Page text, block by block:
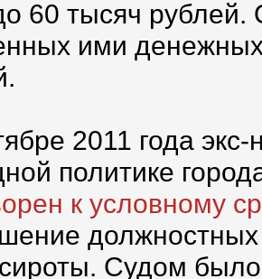
60 тысяч
ими
2011 года
политике
к условному
должностных
Судом